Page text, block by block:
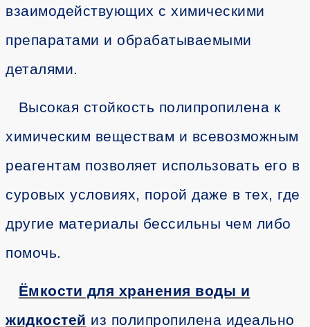
взаимодействующих с химическими
препаратами и обрабатываемыми
деталями.
Высокая стойкость полипропилена к
химическим веществам и всевозможным
реагентам позволяет использовать его в
суровых условиях, порой даже в тех, где
другие материалы бессильны чем либо
помочь.
Ёмкости для хранения воды и
жидкостей из полипропилена идеально